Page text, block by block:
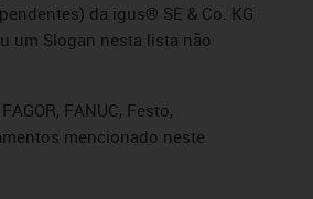
da igus® SE & Co. KG
um Slogan nesta lista não
FANUC, Festo,
mencionado neste